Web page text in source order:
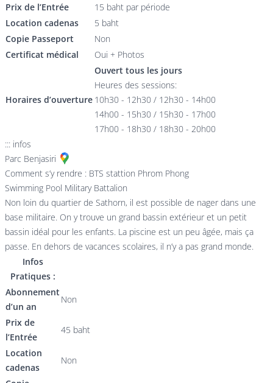
Prix de l’Entrée
15 baht par période
Location cadenas
5 baht
Copie Passeport
Non
Certificat médical
Oui + Photos
Horaires d’ouverture
Ouvert tous les jours
Heures des sessions:
10h30 - 12h30 / 12h30 - 14h00
14h00 - 15h30 / 15h30 - 17h00
17h00 - 18h30 / 18h30 - 20h00
::: infos
Parc Benjasiri
Comment s’y rendre : BTS stattion Phrom Phong
Swimming Pool Military Battalion
Non loin du quartier de Sathorn, il est possible de nager dans une
base militaire. On y trouve un grand bassin extérieur et un petit
bassin idéal pour les enfants. La piscine est un peu âgée, mais ça
passe. En dehors de vacances scolaires, il n’y a pas grand monde.
Infos
Pratiques :
Abonnement
d’un an
Non
Prix de
l’Entrée
45 baht
Location
cadenas
Non